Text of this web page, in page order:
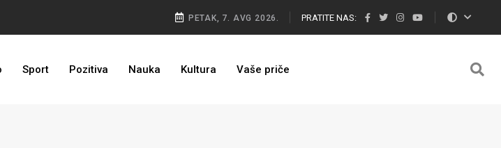
PETAK, 7. AVG 2026. PRATITE NAS:
Sport Pozitiva Nauka Kultura Vaše priče